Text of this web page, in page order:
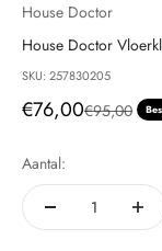
House Doctor
House Doctor
SKU: 257830205
Aanbiedingsprijs
€76,00Normale
€95,00
Aantal: